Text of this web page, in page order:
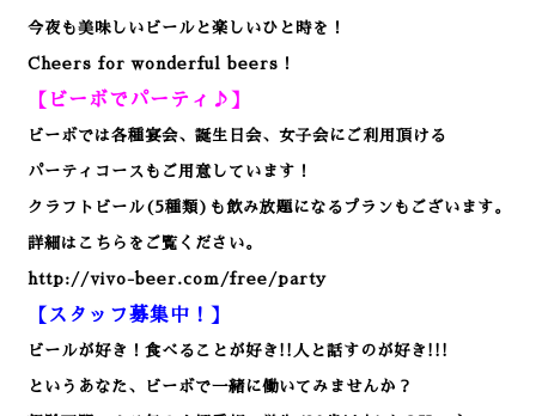
今夜も美味しいビールと楽しいひと時を！
Cheers for wonderful beers！
【ビーボでパーティ♪】
ビーボでは各種宴会、誕生日会、女子会にご利用頂ける
パーティコースもご用意しています！
クラフトビール(5種類)も飲み放題になるプランもございます。
詳細はこちらをご覧ください。
http://vivo-beer.com/free/party
【スタッフ募集中！】
ビールが好き！食べることが好き!!人と話すのが好き!!!
というあなた、ビーボで一緒に働いてみませんか？